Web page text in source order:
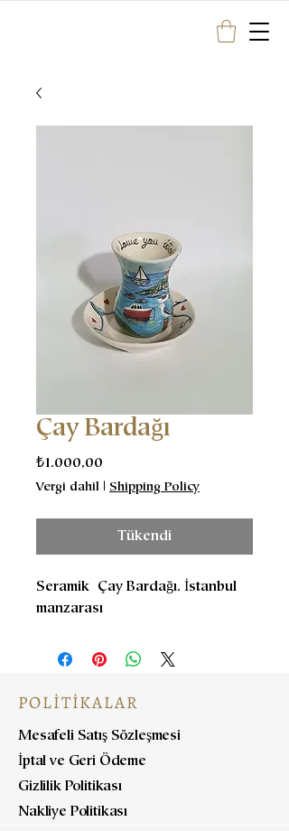
Çay Bardağı
₺1.000,00
Vergi dahil | Shipping Policy
Tükendi
Seramik Çay Bardağı. İstanbul
manzarası
POLİTİKALAR
Mesafeli Satış Sözleşmesi
İptal ve Geri Ödeme
Gizlilik Politikası
Nakliye Politikası